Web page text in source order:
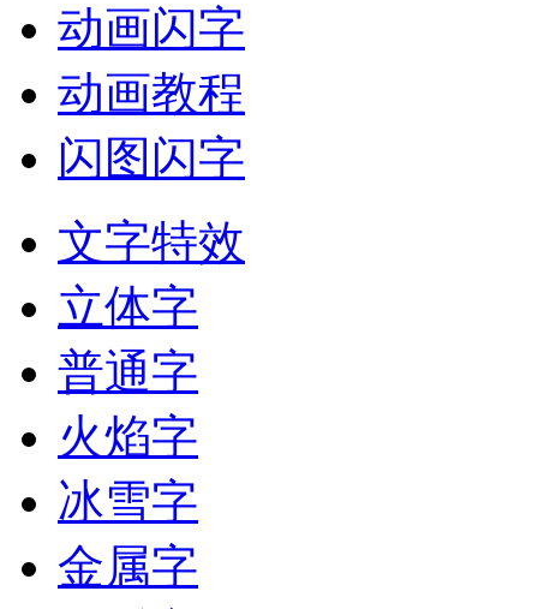
动画闪字
动画教程
闪图闪字
文字特效
立体字
普通字
火焰字
冰雪字
金属字